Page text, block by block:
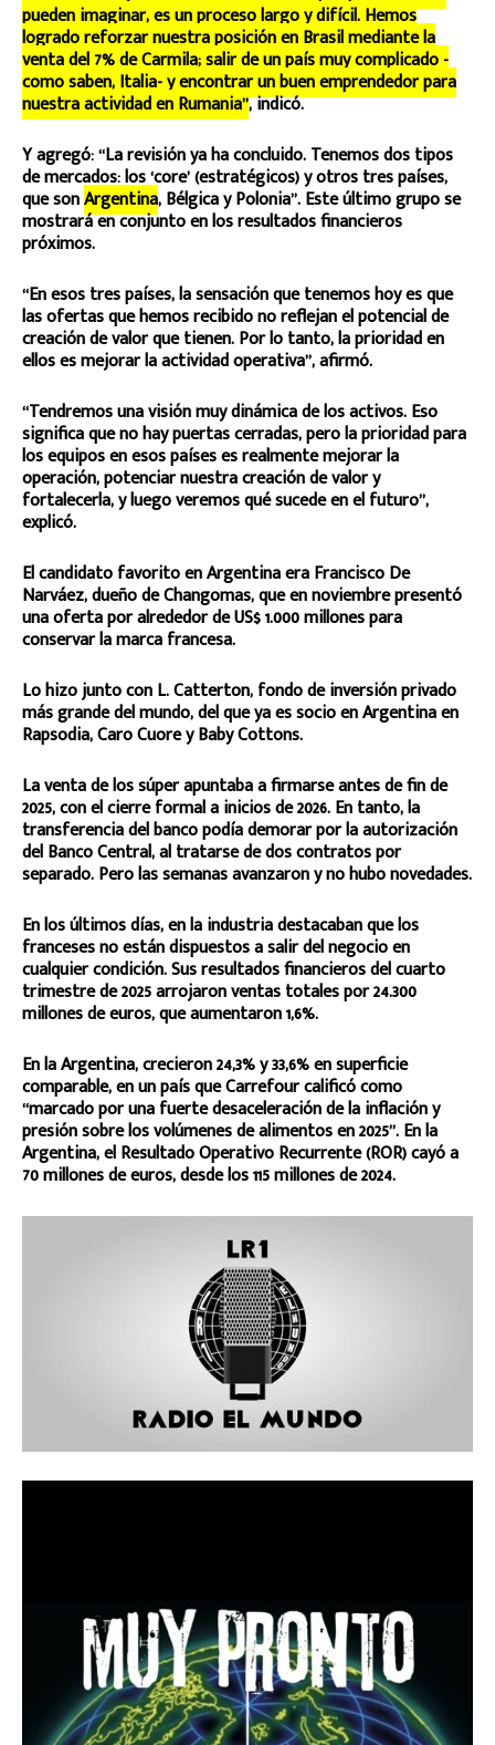
pueden imaginar, es un proceso largo y difícil. Hemos
logrado reforzar nuestra posición en Brasil mediante la
venta del 7% de Carmila; salir de un país muy complicado -
como saben, Italia- y encontrar un buen emprendedor para
nuestra actividad en Rumania”, indicó.
Y agregó: “La revisión ya ha concluido. Tenemos dos tipos
de mercados: los ‘core’ (estratégicos) y otros tres países,
que sonArgentina, Bélgica y Polonia”. Este último grupo se
mostrará en conjunto en los resultados financieros
próximos.
“En esos tres países, la sensación que tenemos hoy es que
las ofertas que hemos recibido no reflejan el potencial de
creación de valor que tienen. Por lo tanto, la prioridad en
ellos es mejorar la actividad operativa”, afirmó.
“Tendremos una visión muy dinámica de los activos. Eso
significa que no hay puertas cerradas, pero la prioridad para
los equipos en esos países es realmente mejorar la
operación, potenciar nuestra creación de valor y
fortalecerla, y luego veremos qué sucede en el futuro”,
explicó.
El candidato favorito en Argentina era Francisco De
Narváez, dueño de Changomas, que en noviembre presentó
una oferta por alrededor de US$ 1.000 millones para
conservar la marca francesa.
Lo hizo junto con L. Catterton, fondo de inversión privado
más grande del mundo, del que ya es socio en Argentina en
Rapsodia, Caro Cuore y Baby Cottons.
La venta de los súper apuntaba a firmarse antes de fin de
2025, con el cierre formal a inicios de 2026. En tanto, la
transferencia del banco podía demorar por la autorización
del Banco Central, al tratarse de dos contratos por
separado. Pero las semanas avanzaron y no hubo novedades.
En los últimos días, en la industria destacaban que los
franceses no están dispuestos a salir del negocio en
cualquier condición. Sus resultados financieros del cuarto
trimestre de 2025 arrojaron ventas totales por 24.300
millones de euros, que aumentaron 1,6%.
En la Argentina, crecieron 24,3% y 33,6% en superficie
comparable, en un país que Carrefour calificó como
“marcado por una fuerte desaceleración de la inflación y
presión sobre los volúmenes de alimentos en 2025”. En la
Argentina, el Resultado Operativo Recurrente (ROR) cayó a
70 millones de euros, desde los 115 millones de 2024.